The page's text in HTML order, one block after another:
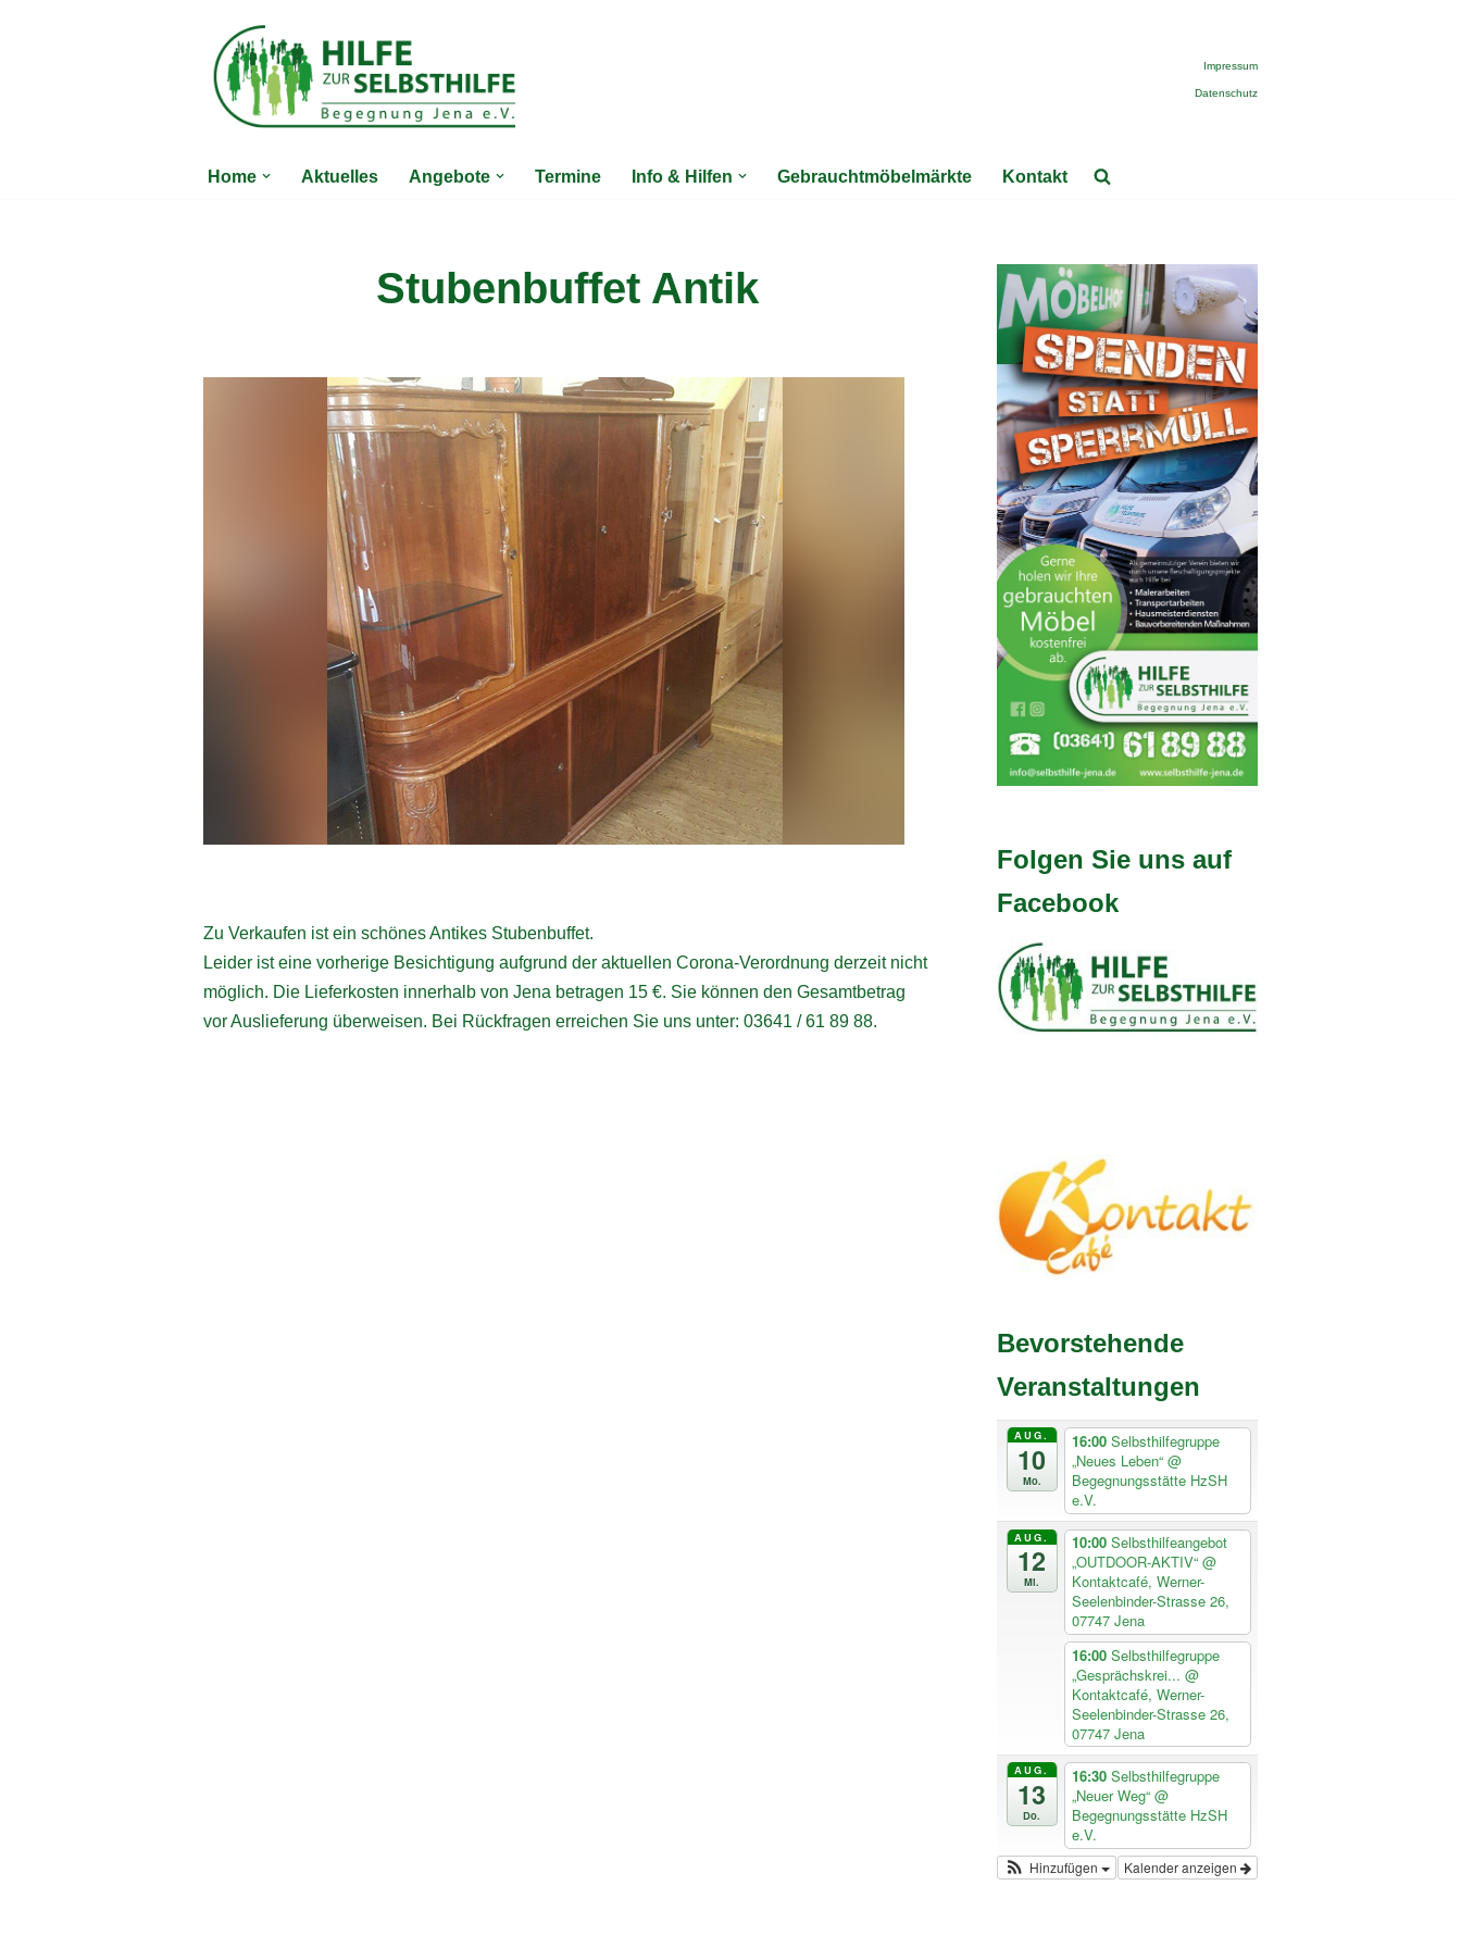
Impressum
Datenschutz
Home Aktuelles Angebote Termine Info & Hilfen Gebrauchtmöbelmärkte Kontakt
Stubenbuffet Antik
Zu Verkaufen ist ein schönes Antikes Stubenbuffet.
Leider ist eine vorherige Besichtigung aufgrund der aktuellen Corona-Verordnung derzeit nicht
möglich. Die Lieferkosten innerhalb von Jena betragen 15 €. Sie können den Gesamtbetrag
vor Auslieferung überweisen. Bei Rückfragen erreichen Sie uns unter: 03641 / 61 89 88.
Folgen Sie uns auf
Facebook
Bevorstehende
Veranstaltungen
AUG.
10
Mo.
16:00 Selbsthilfegruppe
„Neues Leben“ @
Begegnungsstätte HzSH
e.V.
AUG.
12
Mi.
10:00 Selbsthilfeangebot
„OUTDOOR-AKTIV“ @
Kontaktcafé, Werner-
Seelenbinder-Strasse 26,
07747 Jena
16:00 Selbsthilfegruppe
„Gesprächskrei... @
Kontaktcafé, Werner-
Seelenbinder-Strasse 26,
07747 Jena
AUG.
13
Do.
16:30 Selbsthilfegruppe
„Neuer Weg“ @
Begegnungsstätte HzSH
e.V.
Kalender anzeigen
Hinzufügen